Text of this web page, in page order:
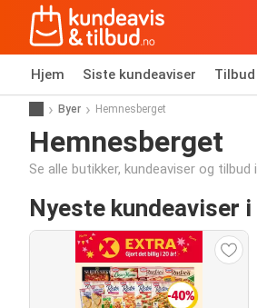
Hjem Siste kundeaviser Tilbud
Byer Hemnesberget
Hemnesberget
Se alle butikker, kundeaviser og
Nyeste kundeaviser